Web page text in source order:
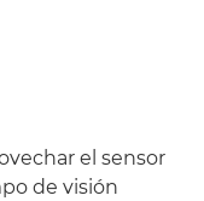
el sensor
de visión